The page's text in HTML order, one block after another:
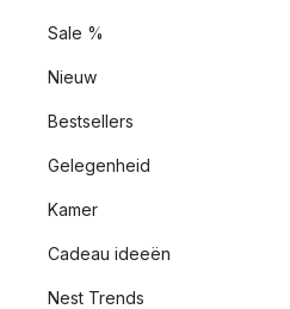
Sale %
Nieuw
Bestsellers
Gelegenheid
Kamer
Cadeau ideeën
Nest Trends